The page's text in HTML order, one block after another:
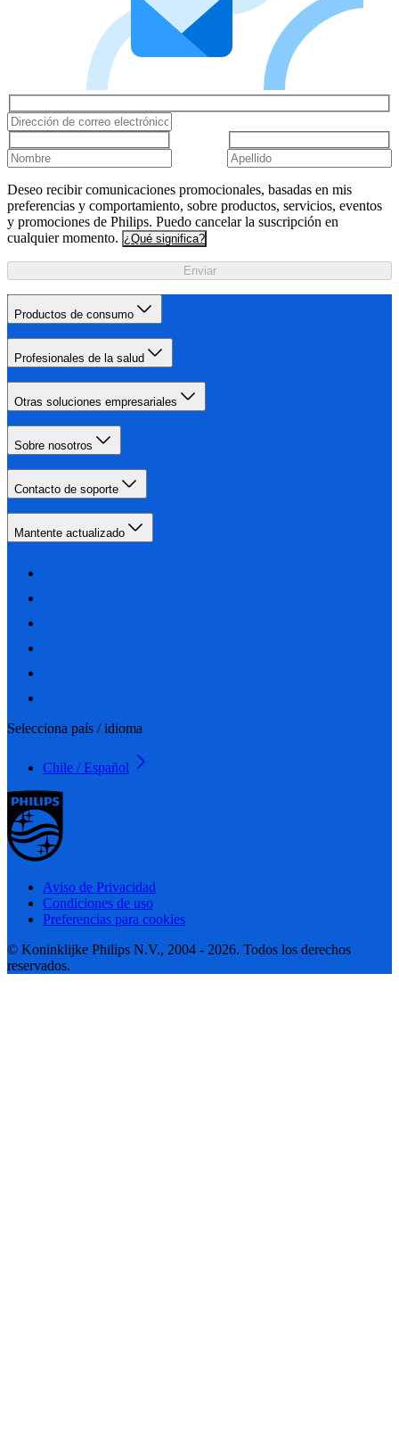
Deseo recibir comunicaciones promocionales, basadas en mis
preferencias y comportamiento, sobre productos, servicios, eventos
y promociones de Philips. Puedo cancelar la suscripción en
cualquier momento. ¿Qué significa?
Enviar
Productos de consumo
Profesionales de la salud
Otras soluciones empresariales
Sobre nosotros
Contacto de soporte
Mantente actualizado
Selecciona país / idioma
Chile / Español
Aviso de Privacidad
Condiciones de uso
Preferencias para cookies
© Koninklijke Philips N.V., 2004 - 2026. Todos los derechos
reservados.